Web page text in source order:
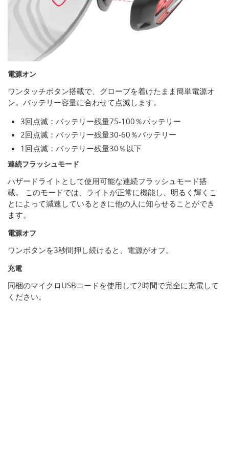
電源オン
ワンタッチボタン搭載で、グローブを着けたまま簡単電源オ
ン。バッテリー容量に合わせて点滅します。
3回点滅：バッテリー残量75-100％バッテリー
2回点滅：バッテリー残量30-60％バッテリー
1回点滅：バッテリー残量30​​％以下
連続フラッシュモード
ハザードライトとして使用可能な連続フラッシュモード搭
載。 このモードでは、ライトが正常に機能し、明るく輝くこ
とによって減速しているときに他の人に知らせることができ
ます。
電源オフ
ワンボタンを3秒間押し続けると、電源がオフ。
充電
同梱のマイクロUSBコードを使用して2時間で完全に充電して
ください。